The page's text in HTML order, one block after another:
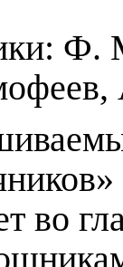
Ф.
во